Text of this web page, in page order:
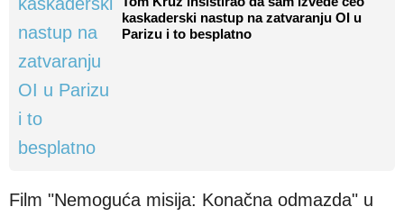
kaskaderski nastup na zatvaranju OI u
Parizu i to besplatno
Film "Nemoguća misija: Konačna odmazda" u